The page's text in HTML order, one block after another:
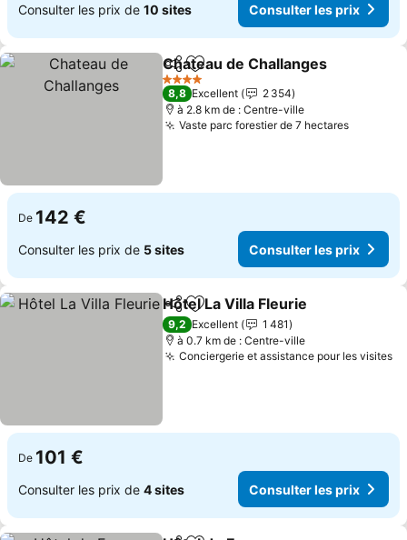
Consulter les prix de 10 sites Consulter les prix
PartagerAjouter à mes favoris
Chateau de Challanges
4 Étoiles
8,8 Excellent
2 354
à 2.8 km de : Centre-ville
Vaste parc forestier de 7 hectares
De 142 €
Consulter les prix de 5 sites Consulter les prix
PartagerAjouter à mes favoris
Hôtel La Villa Fleurie
9,2 Excellent
1 481
à 0.7 km de : Centre-ville
Conciergerie et assistance pour les visites
De 101 €
Consulter les prix de 4 sites Consulter les prix